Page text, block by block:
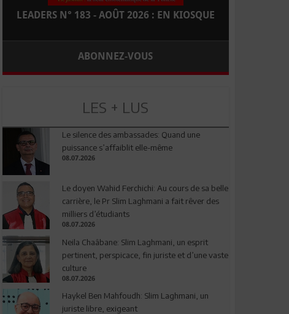
LEADERS N° 183 - AOÛT 2026 : EN KIOSQUE
ABONNEZ-VOUS
LES + LUS
Le silence des ambassades: Quand une
puissance s’affaiblit elle-même
08.07.2026
Le doyen Wahid Ferchichi: Au cours de sa belle
carrière, le Pr Slim Laghmani a fait rêver des
milliers d’étudiants
08.07.2026
Neila Chaâbane: Slim Laghmani, un esprit
pertinent, perspicace, fin juriste et d’une vaste
culture
08.07.2026
Haykel Ben Mahfoudh: Slim Laghmani, un
juriste libre, exigeant